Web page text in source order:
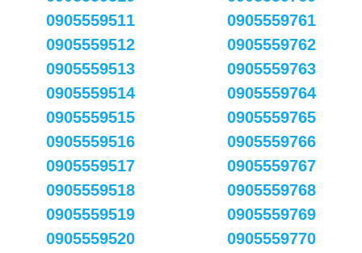
0905559511
0905559512
0905559513
0905559514
0905559515
0905559516
0905559517
0905559518
0905559519
0905559520
0905559761
0905559762
0905559763
0905559764
0905559765
0905559766
0905559767
0905559768
0905559769
0905559770